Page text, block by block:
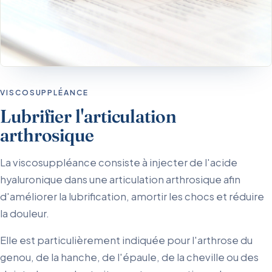
VISCOSUPPLÉANCE
Lubrifier l'articulation
arthrosique
La viscosuppléance consiste à injecter de l'acide
hyaluronique dans une articulation arthrosique afin
d'améliorer la lubrification, amortir les chocs et réduire
la douleur.
Elle est particulièrement indiquée pour l'arthrose du
genou, de la hanche, de l'épaule, de la cheville ou des